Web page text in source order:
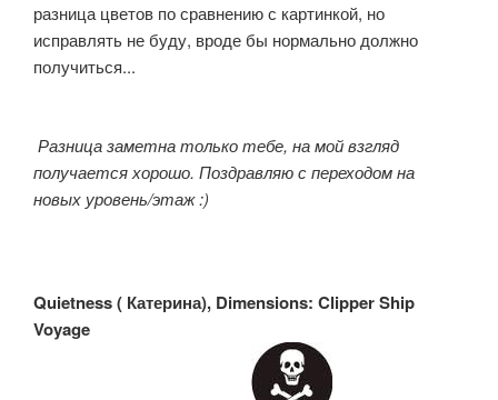
разница цветов по сравнению с картинкой, но
исправлять не буду, вроде бы нормально должно
получиться...
Разница заметна только тебе, на мой взгляд
получается хорошо. Поздравляю с переходом на
новых уровень/этаж :)
Quietness ( Катерина), Dimensions: Clipper Ship
Voyage